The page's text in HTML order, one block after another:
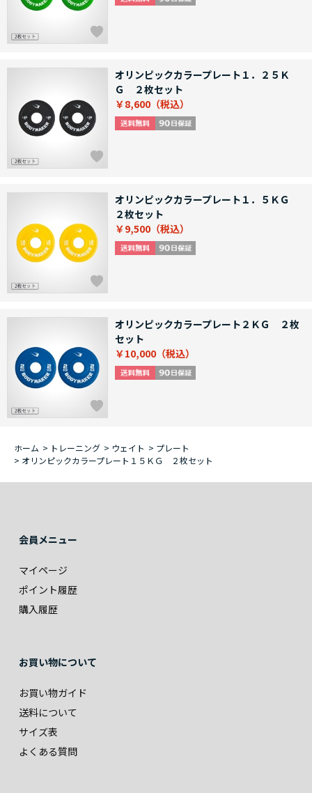
オリンピックカラープレート１．２５Ｋ
Ｇ ２枚セット
￥8,600
オリンピックカラープレート１．５ＫＧ
２枚セット
￥9,500
オリンピックカラープレート２ＫＧ ２枚
セット
￥10,000
ホーム > トレーニング > ウェイト > プレート
> オリンピックカラープレート１５ＫＧ ２枚セット
会員メニュー
マイページ
ポイント履歴
購入履歴
お買い物について
お買い物ガイド
送料について
サイズ表
よくある質問